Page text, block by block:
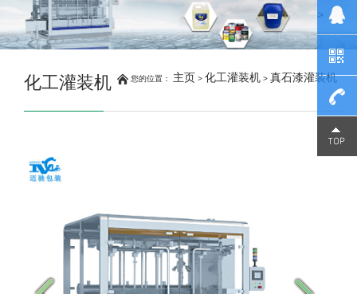
化工灌装机 您的位置： 主页 > 化工灌装机 > 真石漆灌装机
>